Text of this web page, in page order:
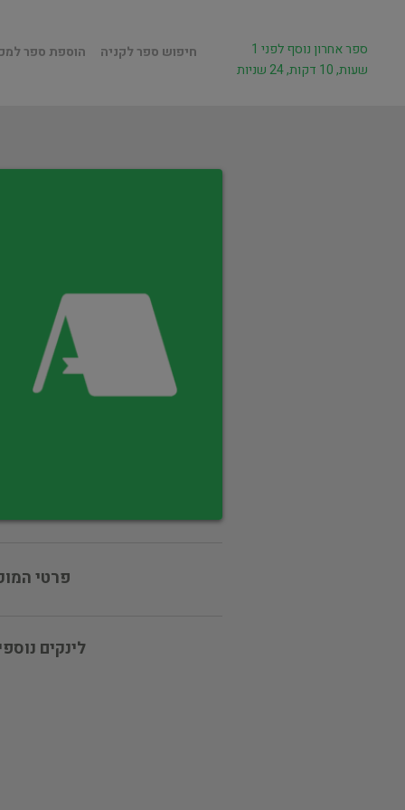
חיפוש ספר לקניה הוספת ספר
ספר אחרון נוסף לפני 1
שעות, 10 דקות, 24 שניות
פרטי
לינקים